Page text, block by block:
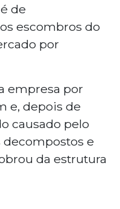
de
escombros do
por
empresa por
e, depois de
causado pelo
e
da estrutura